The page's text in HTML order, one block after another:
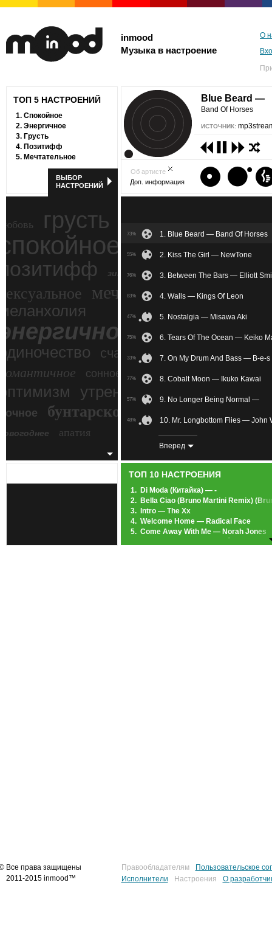
inmood
Музыка в настроение
О
ТОП 5 НАСТРОЕНИЙ
1. Спокойное
2. Энергичное
3. Грусть
4. Позитифф
5. Мечтательное
ВЫБОР
НАСТРОЕНИЙ
грусть
ностальгия
зимний экстрим
мечтательное
счастье
сонное
утреннее злость
бунтарское
беспокойное
апатия
Blue Beard —
Band Of Horses
ИСТОЧНИК:
Об артисте
Доп. информация
73% 1. Blue Beard — Band Of Horses
55% 2. Kiss The Girl — NewTone
76% 3. Between The Bars — Elliott
83% 4. Walls — Kings Of Leon
47% 5. Nostalgia — Misawa Aki
75% 6. Tears Of The Ocean — Keiko
33% 7. On My Drum And Bass — B-e-s
77% 8. Cobalt Moon — Ikuko Kawai
57% 9. No Longer Being Normal —
48% 10. Mr. Longbottom Flies — John
11. Somewhere Over The
60% 12. Breezeblocks — Alt-J
72% 14. Peaches & Cream — The
57% 15. SEX IN THE MACHINE —
63% 16. November Rain — David
Вперед
ТОП 10 НАСТРОЕНИЯ
1. Di Moda (Китайка) — -
2. Bella Ciao (Bruno Martini Remix)
3.
Intro — The Xx
4. Welcome Home — Radical Face
5. Come Away With Me — Norah Jones
Все права защищены
2011-2015 inmood™
Правообладателям
Пользовательское
Исполнители
Настроения О